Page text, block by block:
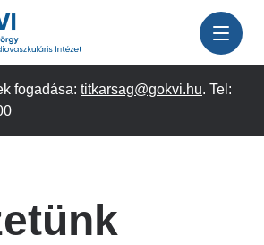
fogadása: titkarsag@gokvi.hu. Tel: